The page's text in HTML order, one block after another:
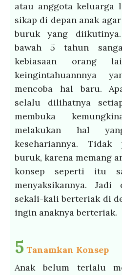
atau anggota keluarga
sikap di depan anak
buruk yang
bawah 5 tahun
kebiasaan orang
keingintahuannnya
mencoba hal baru.
selalu dilihatnya
membuka
melakukan hal
kesehariannya.
buruk, karena memang
konsep seperti itu
menyaksikannya.
sekali-kali berteriak di
ingin anaknya berteriak.
5 Tanamkan Konsep
Anak belum terlalu